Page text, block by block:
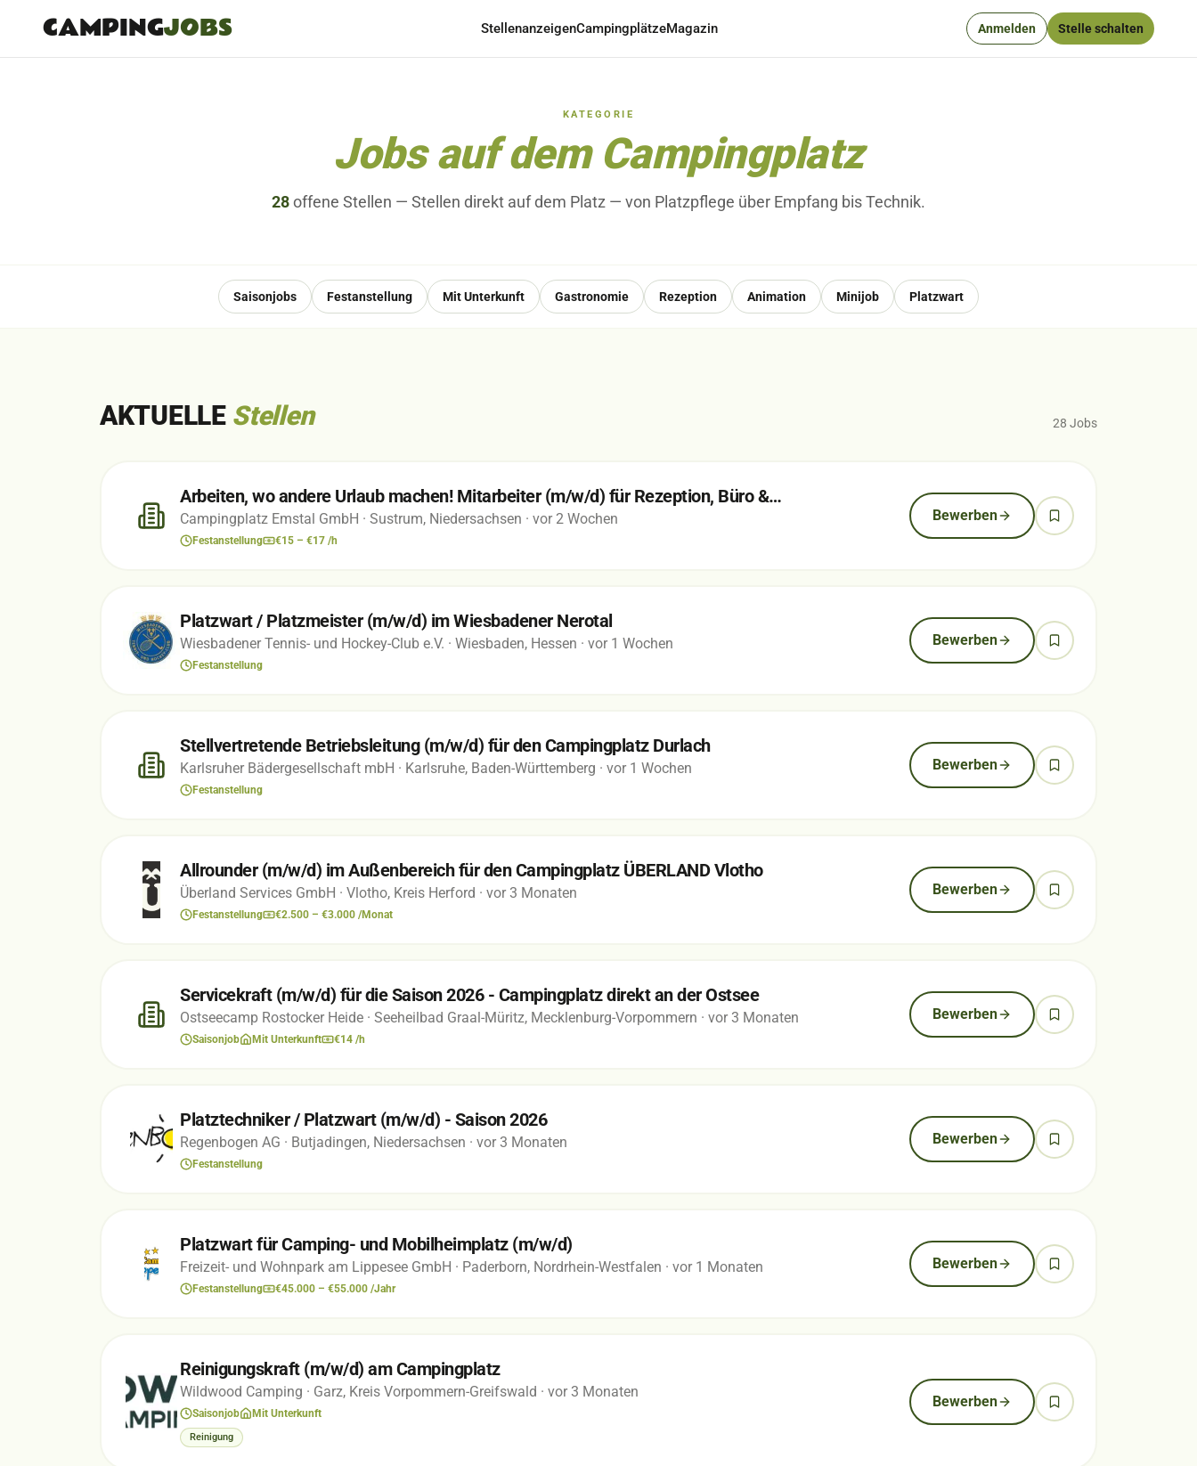
CAMPINGJOBS StellenanzeigenCampingplätzeMagazin Anmelden Stelle schalten
KATEGORIE
Jobs auf dem Campingplatz
28offene Stellen — Stellen direkt auf dem Platz — von Platzpflege über Empfang bis Technik.
Saisonjobs Festanstellung Mit Unterkunft Gastronomie Rezeption Animation Minijob Platzwart
AKTUELLE Stellen 28 Jobs
Arbeiten, wo andere Urlaub machen! Mitarbeiter (m/w/d) für Rezeption, Büro &…
Campingplatz Emstal GmbH · Sustrum, Niedersachsen · vor 2 Wochen
Festanstellung €15 – €17 /h
Bewerben
Platzwart / Platzmeister (m/w/d) im Wiesbadener Nerotal
Wiesbadener Tennis- und Hockey-Club e.V. · Wiesbaden, Hessen · vor 1 Wochen
Festanstellung
Bewerben
Stellvertretende Betriebsleitung (m/w/d) für den Campingplatz Durlach
Karlsruher Bädergesellschaft mbH · Karlsruhe, Baden-Württemberg · vor 1 Wochen
Festanstellung
Bewerben
Allrounder (m/w/d) im Außenbereich für den Campingplatz ÜBERLAND Vlotho
Überland Services GmbH · Vlotho, Kreis Herford · vor 3 Monaten
Festanstellung €2.500 – €3.000 /Monat
Bewerben
Servicekraft (m/w/d) für die Saison 2026 - Campingplatz direkt an der Ostsee
Ostseecamp Rostocker Heide · Seeheilbad Graal-Müritz, Mecklenburg-Vorpommern · vor 3 Monaten
Saisonjob Mit Unterkunft €14 /h
Bewerben
Platztechniker / Platzwart (m/w/d) - Saison 2026
Regenbogen AG · Butjadingen, Niedersachsen · vor 3 Monaten
Festanstellung
Bewerben
Platzwart für Camping- und Mobilheimplatz (m/w/d)
Freizeit- und Wohnpark am Lippesee GmbH · Paderborn, Nordrhein-Westfalen · vor 1 Monaten
Festanstellung €45.000 – €55.000 /Jahr
Bewerben
Reinigungskraft (m/w/d) am Campingplatz
Wildwood Camping · Garz, Kreis Vorpommern-Greifswald · vor 3 Monaten
Saisonjob Mit Unterkunft
Reinigung
Bewerben